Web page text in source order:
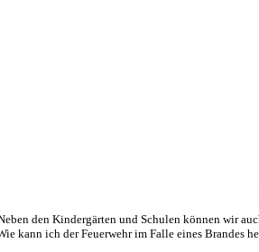
den Kindergärten und Schulen können wir
kann ich der Feuerwehr im Falle eines Brandes